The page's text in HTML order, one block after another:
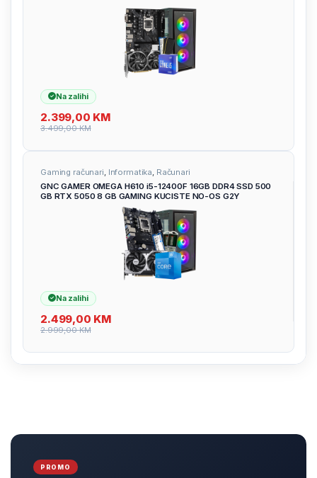
Na zalihi
2.399,00 KM
3.499,00KM
Gaming računari Informatika Računari
GNC GAMER OMEGA H610 i5-12400F 16GB DDR4 SSD 500
GB RTX 5050 8 GB GAMING KUCISTE NO-OS G2Y
Na zalihi
2.499,00 KM
2.999,00KM
PROMO